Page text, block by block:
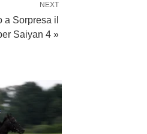
NEXT
a Sorpresa il
Saiyan 4 »